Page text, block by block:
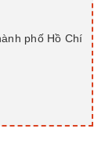
phố Hồ Chí